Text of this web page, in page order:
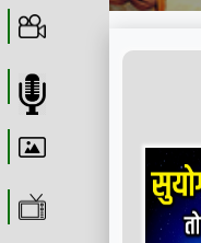
Wallpaper